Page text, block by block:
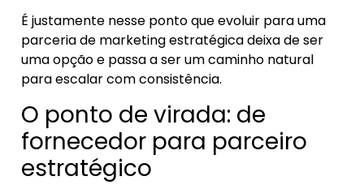
É justamente nesse ponto que evoluir para uma
parceria de marketing estratégica deixa de ser
uma opção e passa a ser um caminho natural
para escalar com consistência.
O ponto de virada: de
fornecedor para parceiro
estratégico